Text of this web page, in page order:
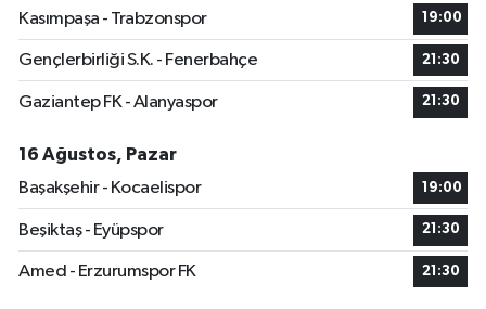
Kasımpaşa - Trabzonspor 19:00
Gençlerbirliği S.K. - Fenerbahçe 21:30
Gaziantep FK - Alanyaspor 21:30
16 Ağustos, Pazar
Başakşehir - Kocaelispor
19:00
Beşiktaş - Eyüpspor 21:30
Amed - Erzurumspor FK 21:30